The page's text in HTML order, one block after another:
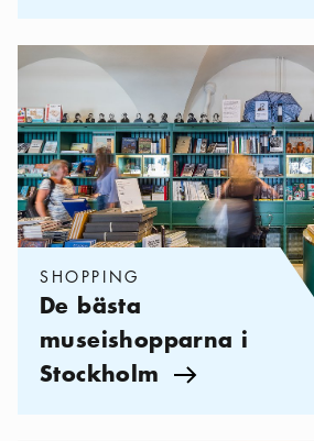
Kategorier: De bästa
SHOPPING
De bästa
museishopparna i
Stockholm Pil ikon